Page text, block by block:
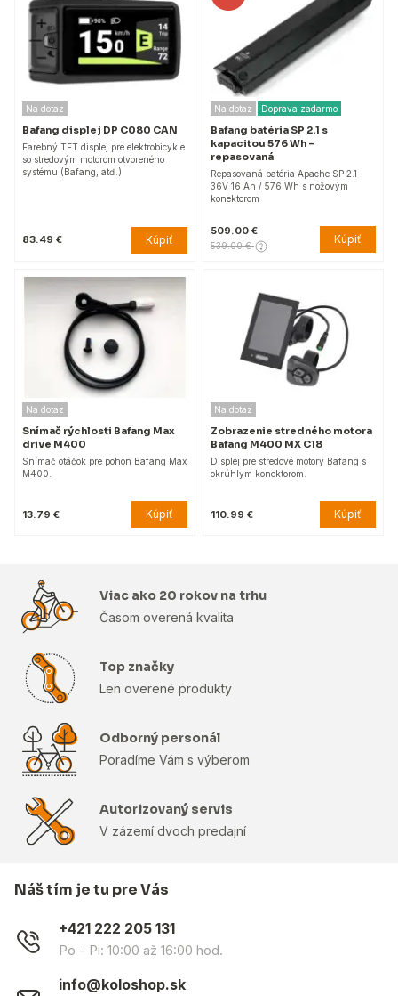
Na dotaz
Bafang displej DP C080 CAN
Farebný TFT displej pre elektrobicykle
so stredovým motorom otvoreného
systému (Bafang, atď.)
83.49 € Kúpiť
Na dotaz Doprava zadarmo
Bafang batéria SP 2.1 s
kapacitou 576 Wh -
repasovaná
Repasovaná batéria Apache SP 2.1
36V 16 Ah / 576 Wh s nožovým
konektorom
509.00 €
539.00 € Kúpiť
Na dotaz
Snímač rýchlosti Bafang Max
drive M400
Snímač otáčok pre pohon Bafang Max
M400.
13.79 € Kúpiť
Na dotaz
Zobrazenie stredného motora
Bafang M400 MX C18
Displej pre stredové motory Bafang s
okrúhlym konektorom.
110.99 € Kúpiť
Viac ako 20 rokov na trhu
Časom overená kvalita
Top značky
Len overené produkty
Odborný personál
Poradíme Vám s výberom
Autorizovaný servis
V zázemí dvoch predajní
Náš tím je tu pre Vás
+421 222 205 131
Po - Pi: 10:00 až 16:00 hod.
info@koloshop.sk